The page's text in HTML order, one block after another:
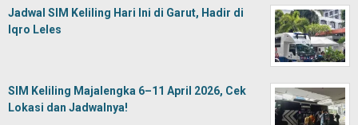
Jadwal SIM Keliling Hari Ini di Garut, Hadir di
Iqro Leles
SIM Keliling Majalengka 6–11 April 2026, Cek
Lokasi dan Jadwalnya!